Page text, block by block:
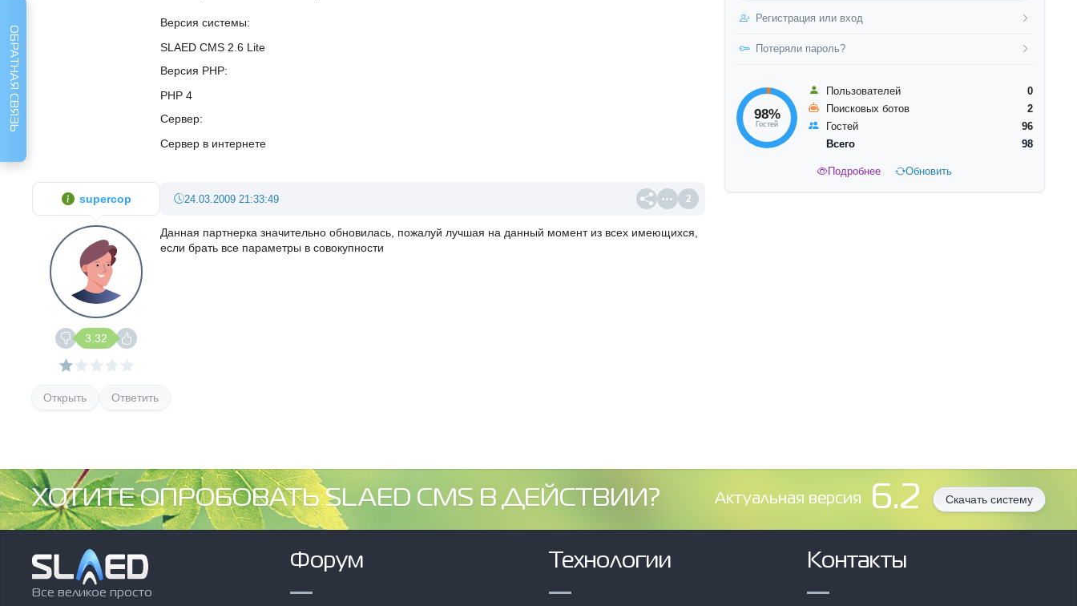
Версия системы
SLAED CMS 2.6 Lite
Версия PHP
PHP 4
Сервер
Сервер в интернете
2
24.03.2009 21:33:49
Данная партнерка значительно обновилась, пожалуй лучшая на данный момент из всех имеющихся,
если брать все параметры в совокупности
supercop
3.32
Открыть Ответить
Регистрация или вход
Потеряли пароль?
98%
Гостей
Пользователей
0
Поисковых ботов
2
Гостей
96
Всего
98
Подробнее Обновить
ХОТИТЕ ОПРОБОВАТЬ SLAED CMS В ДЕЙСТВИИ? Aктуальная версия 6.2 Скачать систему
Все великое просто
Форум Технологии Контакты
ОБРАТНАЯ СВЯЗЬ